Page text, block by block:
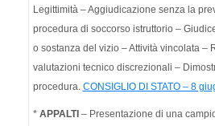
Legittimità – Aggiudicazione senza la
procedura di soccorso istruttorio –
o sostanza del vizio – Attività vincolata –
valutazioni tecnico discrezionali –
procedura. CONSIGLIO DI STATO – 8
* APPALTI – Presentazione di una